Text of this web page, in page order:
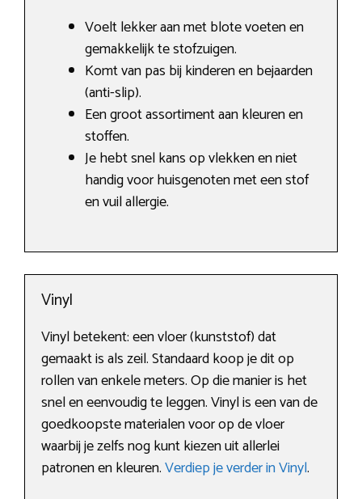
Voelt lekker aan met blote voeten en
gemakkelijk te stofzuigen.
Komt van pas bij kinderen en bejaarden
(anti-slip).
Een groot assortiment aan kleuren en
stoffen.
Je hebt snel kans op vlekken en niet
handig voor huisgenoten met een stof
en vuil allergie.
Vinyl
Vinyl betekent: een vloer (kunststof) dat
gemaakt is als zeil. Standaard koop je dit op
rollen van enkele meters. Op die manier is het
snel en eenvoudig te leggen. Vinyl is een van de
goedkoopste materialen voor op de vloer
waarbij je zelfs nog kunt kiezen uit allerlei
patronen en kleuren.Verdiep je verder in Vinyl.